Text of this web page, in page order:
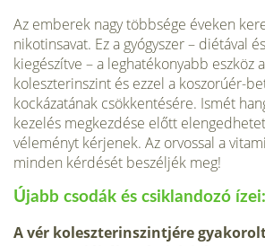
Az emberek nagy többsége éveken
nikotinsavat. Ez a gyógyszer – diétával
kiegészítve – a leghatékonyabb eszköz
koleszterinszint és ezzel a koszorúér-
kockázatának csökkentésére. Ismét
kezelés megkezdése előtt
véleményt kérjenek. Az orvossal a
minden kérdését beszéljék meg!
Újabb csodák és csiklandozó ízei:
A vér koleszterinszintjére